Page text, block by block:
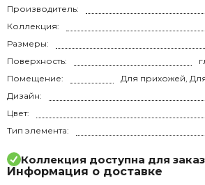
Производитель:
Коллекция:
Размеры:
Поверхность:
Помещение:
Для прихожей,
Дизайн:
Цвет:
Тип элемента:
Коллекция доступна для
Информация о доставке